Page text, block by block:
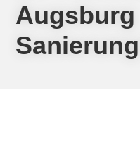
Augsburg